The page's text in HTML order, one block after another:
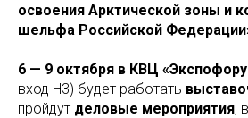
освоения Арктической зоны и
шельфа Российской
6 — 9 октября в КВЦ
вход Н3) будет работать
пройдут деловые мероприятия,